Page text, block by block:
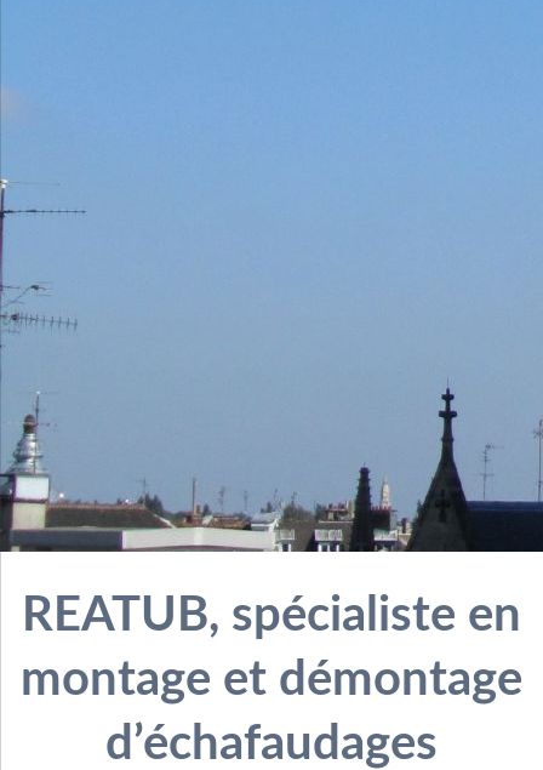
REATUB, spécialiste en
montage et démontage
d’échafaudages